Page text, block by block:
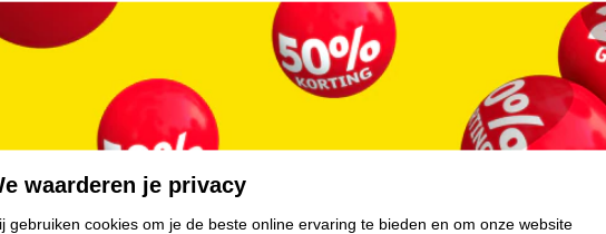
Zo hoef je niet thuis te blijven
Kruidvat fotokiosk
In de winkel vind je een
geheugenkaartje, jouw foto’s
waarderen je privacy
gebruiken cookies om je de beste online ervaring te bieden en om onze website